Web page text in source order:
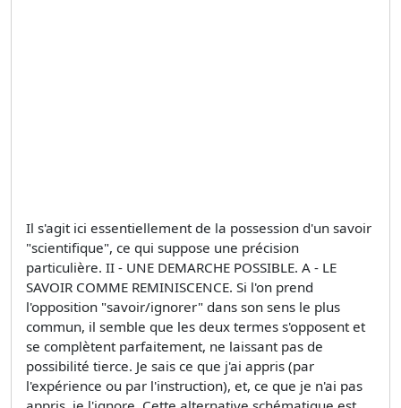
Il s'agit ici essentiellement de la possession d'un savoir
"scientifique", ce qui suppose une précision
particulière. II - UNE DEMARCHE POSSIBLE. A - LE
SAVOIR COMME REMINISCENCE. Si l'on prend
l'opposition "savoir/ignorer" dans son sens le plus
commun, il semble que les deux termes s'opposent et
se complètent parfaitement, ne laissant pas de
possibilité tierce. Je sais ce que j'ai appris (par
l'expérience ou par l'instruction), et, ce que je n'ai pas